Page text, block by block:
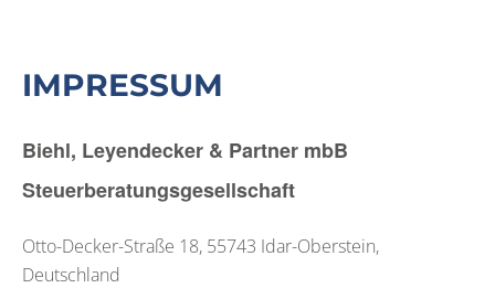
IMPRESSUM
Biehl, Leyendecker & Partner mbB
Steuerberatungsgesellschaft
Otto-Decker-Straße 18, 55743 Idar-Oberstein,
Deutschland